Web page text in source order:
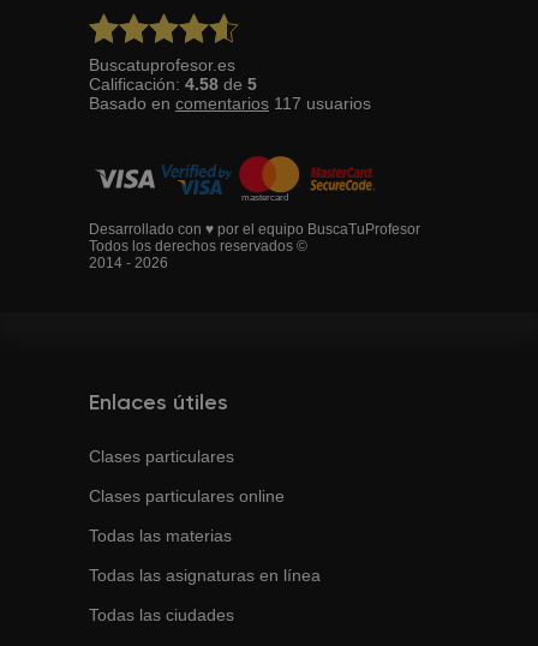
Buscatuprofesor.es
Calificación: 4.58 de 5
Basado en comentarios 117 usuarios
Desarrollado con ♥ por el equipo BuscaTuProfesor
Todos los derechos reservados ©
2014 - 2026
Enlaces útiles
Clases particulares
Clases particulares online
Todas las materias
Todas las asignaturas en línea
Todas las ciudades